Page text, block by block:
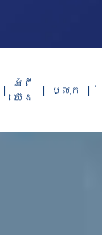
អំពី​​
យើង
ប្លុក